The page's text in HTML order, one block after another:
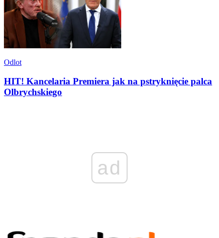
Odlot
HIT! Kancelaria Premiera jak na pstryknięcie palca
Olbrychskiego
ad